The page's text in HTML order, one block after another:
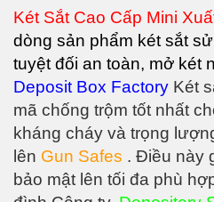
Két Sắt Cao Cấp Mini
dòng sản phẩm két sắt
tuyệt đối an toàn, mở két
Deposit Box Factory Két
mã chống trộm tốt nhất
kháng cháy và trọng
lên Gun Safes . Điều này
bảo mật lên tối đa phù